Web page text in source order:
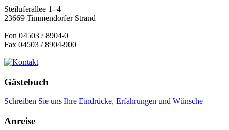
Steiluferallee 1- 4
23669 Timmendorfer Strand
Fon 04503 / 8904-0
Fax 04503 / 8904-900
Gästebuch
Schreiben Sie uns Ihre Eindrücke, Erfahrungen und Wünsche
Anreise